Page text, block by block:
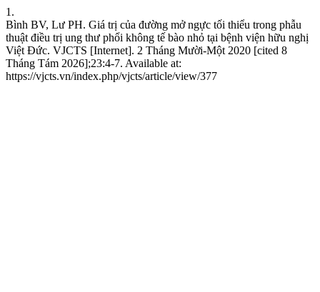
1.
Bình BV, Lư PH. Giá trị của đường mở ngực tối thiểu trong phẫu
thuật điều trị ung thư phổi không tế bào nhỏ tại bệnh viện hữu nghị
Việt Đức. VJCTS [Internet]. 2 Tháng Mười-Một 2020 [cited 8
Tháng Tám 2026];23:4-7. Available at:
https://vjcts.vn/index.php/vjcts/article/view/377